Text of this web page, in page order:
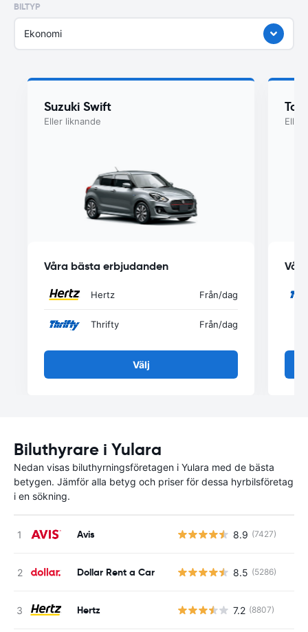
BILTYP
Ekonomi
Suzuki Swift
Eller liknande
Våra bästa erbjudanden
Hertz Från/dag
Thrifty Från/dag
Välj
Eller
Biluthyrare i Yulara
Nedan visas biluthyrningsföretagen i Yulara med de bästa
betygen. Jämför alla betyg och priser för dessa hyrbilsföretag
i en sökning.
Avis 8.9 (7427)
Dollar Rent a Car 8.5 (5286)
Hertz 7.2 (8807)